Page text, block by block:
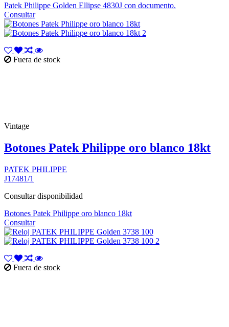
Patek Philippe Golden Ellipse 4830J con documento.
Consultar
Fuera de stock
Vintage
Botones Patek Philippe oro blanco 18kt
PATEK PHILIPPE
J17481/1
Consultar disponibilidad
Botones Patek Philippe oro blanco 18kt
Consultar
Fuera de stock